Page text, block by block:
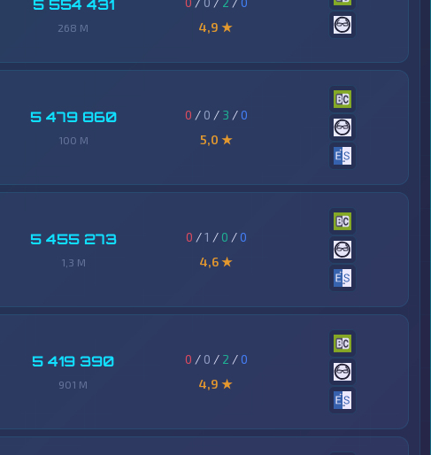
5 554 431
268 M
4,9 ★
5 479 860
100 M
0 / 0 / 3 /0
5,0 ★
5 455 273
1,3 M
0 /1 / 0 /0
4,6 ★
5 419 390
901 M
0 / 0 / 2 /0
4,9 ★